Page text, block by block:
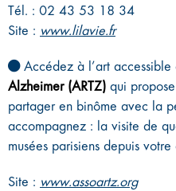
Tél. : 02 43 53 18 34
Site : www.lilavie.fr
Accédez à l’art accessible
Alzheimer (ARTZ) qui
partager en binôme avec la
accompagnez : la visite de
musées parisiens depuis
Site : www.assoartz.org